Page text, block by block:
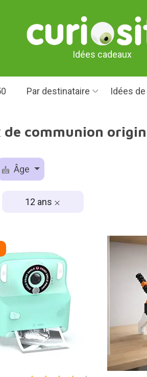
Idées cadeaux
Par destinataire Idées
de communion
Âge
12 ans